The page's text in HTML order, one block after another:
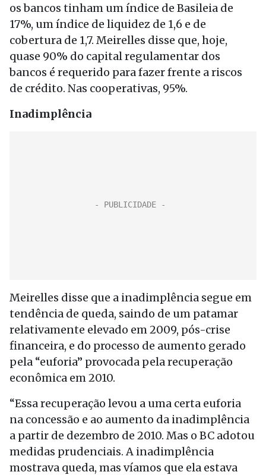
os bancos tinham um índice de Basileia de
17%, um índice de liquidez de 1,6 e de
cobertura de 1,7. Meirelles disse que, hoje,
quase 90% do capital regulamentar dos
bancos é requerido para fazer frente a riscos
de crédito. Nas cooperativas, 95%.
Inadimplência
Meirelles disse que a inadimplência segue em
tendência de queda, saindo de um patamar
relativamente elevado em 2009, pós-crise
financeira, e do processo de aumento gerado
pela “euforia” provocada pela recuperação
econômica em 2010.
“Essa recuperação levou a uma certa euforia
na concessão e ao aumento da inadimplência
a partir de dezembro de 2010. Mas o BC adotou
medidas prudenciais. A inadimplência
mostrava queda, mas víamos que ela estava